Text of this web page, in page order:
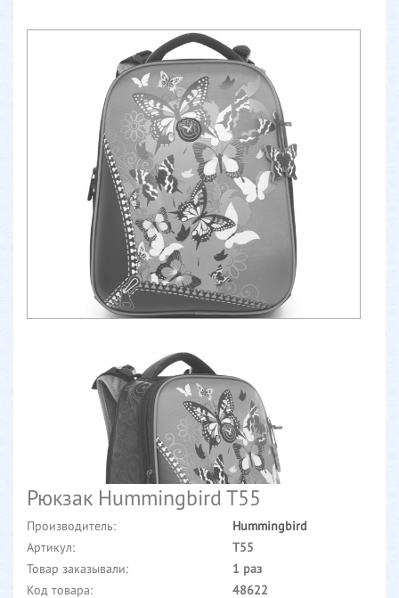
Рюкзак Hummingbird T55
Производитель:
Hummingbird
Артикул:
T55
Товар заказывали:
1 раз
Код товара:
48622